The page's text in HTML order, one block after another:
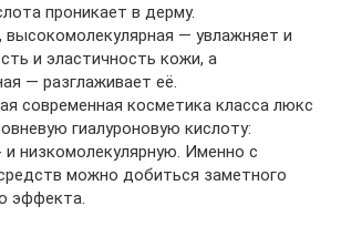
проникает в дерму.
высокомолекулярная — увлажняет и
и эластичность кожи, а
— разглаживает её.
современная косметика класса люкс
гиалуроновую кислоту:
низкомолекулярную. Именно с
можно добиться заметного
эффекта.